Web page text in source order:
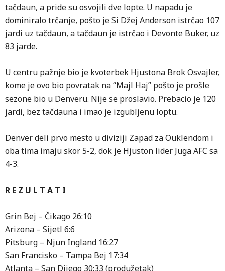
tačdaun, a pride su osvojili dve lopte. U napadu je
dominiralo trčanje, pošto je Si Džej Anderson istrčao 107
jardi uz tačdaun, a tačdaun je istrčao i Devonte Buker, uz
83 jarde.
U centru pažnje bio je kvoterbek Hjustona Brok Osvajler,
kome je ovo bio povratak na “Majl Haj” pošto je prošle
sezone bio u Denveru. Nije se proslavio. Prebacio je 120
jardi, bez tačdauna i imao je izgubljenu loptu.
Denver deli prvo mesto u diviziji Zapad za Ouklendom i
oba tima imaju skor 5-2, dok je Hjuston lider Juga AFC sa
4-3.
R E Z U L T A T I
Grin Bej – Čikago 26:10
Arizona – Sijetl 6:6
Pitsburg – Njun Ingland 16:27
San Francisko – Tampa Bej 17:34
Atlanta – San Dijego 30:33 (produžetak)